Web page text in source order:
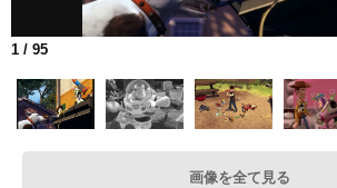
1 / 95
画像を全て見る